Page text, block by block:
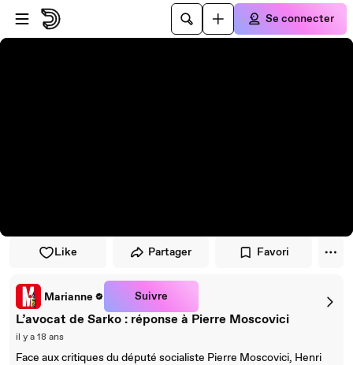
Passer au player
Passer au contenu principal
Se connecter
Like Partager Favori
Marianne Suivre
L’avocat de Sarko : réponse à Pierre Moscovici
il y a 18 ans
Face aux critiques du député socialiste Pierre Moscovici, Henri